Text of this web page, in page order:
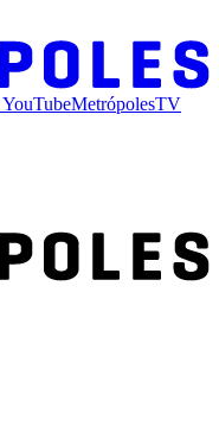
YouTubeMetrópolesTV